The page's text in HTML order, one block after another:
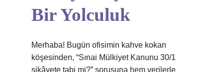
Bir Yolculuk
Merhaba! Bugün ofisimin kahve kokan
köşesinden, “Sınai Mülkiyet Kanunu 30/1
şikâyete tabi mi?” sorusuna hem verilerle